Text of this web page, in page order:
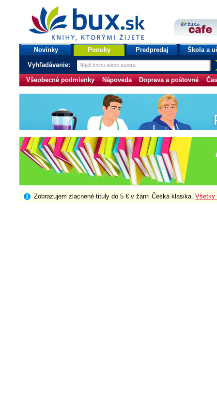
bux.sk
knihy, ktorými žijete
Úvodná stránka
Novinky Ponuky Predpredaj Škola a
Vyhľadávanie:
Všeobecné podmienky Nápoveda Doprava a poštovné
Zobrazujem zlacnené tituly do 5 € v žánri Česká klasika. Všetky